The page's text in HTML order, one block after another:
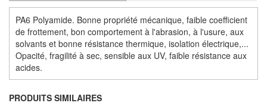
PA6 Polyamide. Bonne propriété mécanique, faible coefficient
de frottement, bon comportement à l'abrasion, à l'usure, aux
solvants et bonne résistance thermique, isolation électrique,...
Opacité, fragilité à sec, sensible aux UV, faible résistance aux
acides.
PRODUITS SIMILAIRES